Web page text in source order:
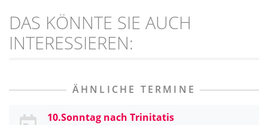
DAS KÖNNTE SIE AUCH
INTERESSIEREN:
ÄHNLICHE TERMINE
10.Sonntag nach Trinitatis